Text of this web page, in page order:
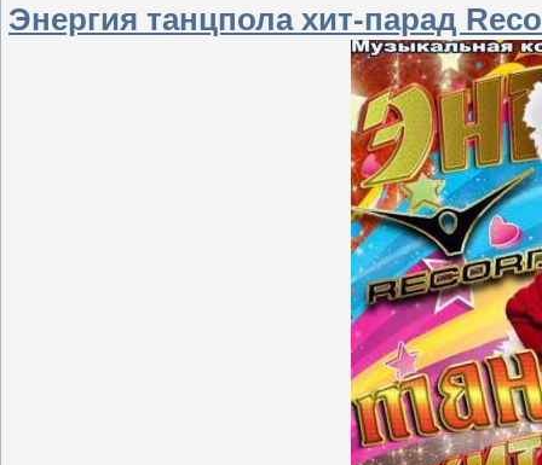
Энергия танцпола хит-парад